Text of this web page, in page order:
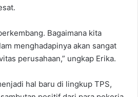
Bagaimana kita
menghadapinya akan sangat
perusahaan,” ungkap Erika.
hal baru di lingkup TPS,